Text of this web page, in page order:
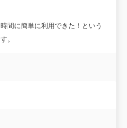
間に簡単に利用できた！という
。